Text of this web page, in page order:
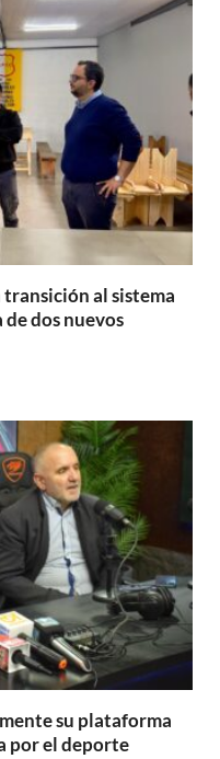
ti
r
al sistema
dos nuevos
su plataforma
por el deporte